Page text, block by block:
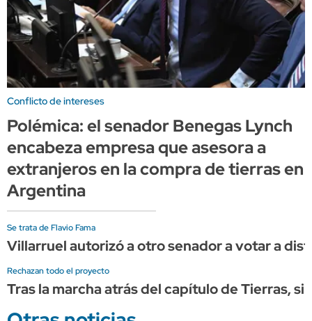
Conflicto de intereses
Polémica: el senador Benegas Lynch
encabeza empresa que asesora a
extranjeros en la compra de tierras en
Argentina
Se trata de Flavio Fama
Villarruel autorizó a otro senador a votar a
Rechazan todo el proyecto
Tras la marcha atrás del capítulo de Tierras,